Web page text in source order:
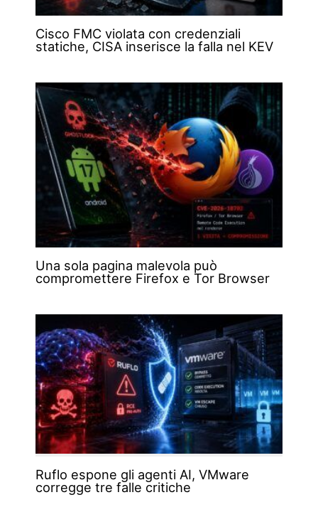
Cisco FMC violata con credenziali
statiche, CISA inserisce la falla nel KEV
Una sola pagina malevola può
compromettere Firefox e Tor Browser
Ruflo espone gli agenti AI, VMware
corregge tre falle critiche